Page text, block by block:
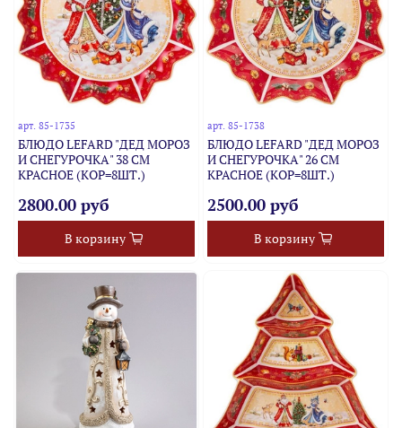
арт.85-1735
БЛЮДО LEFARD "ДЕД МОРОЗ
И СНЕГУРОЧКА" 38 СМ
КРАСНОЕ (КОР=8ШТ.)
2800.00 руб
В корзину
арт. 85-1738
БЛЮДО LEFARD "ДЕД МОРОЗ
И СНЕГУРОЧКА" 26 СМ
КРАСНОЕ (КОР=8ШТ.)
2500.00 руб
В корзину